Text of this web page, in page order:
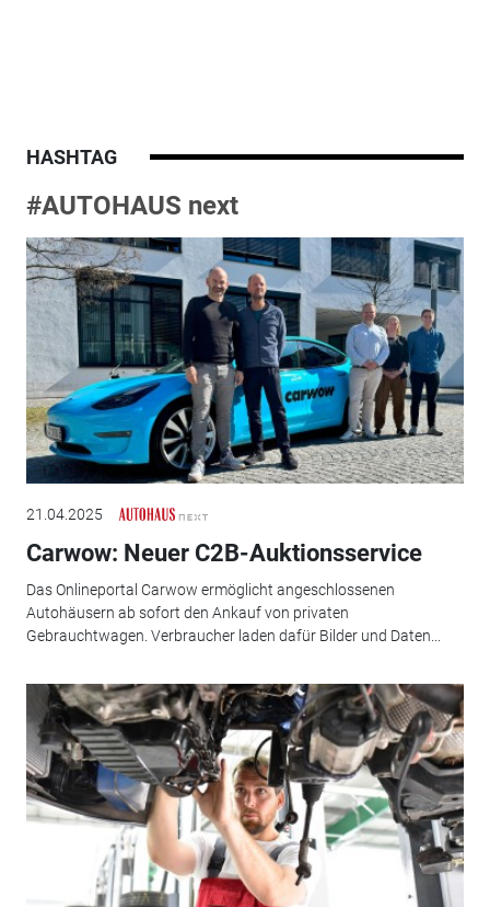
HASHTAG
#AUTOHAUS next
21.04.2025
Carwow: Neuer C2B-Auktionsservice
Das Onlineportal Carwow ermöglicht angeschlossenen
Autohäusern ab sofort den Ankauf von privaten
Gebrauchtwagen. Verbraucher laden dafür Bilder und Daten...